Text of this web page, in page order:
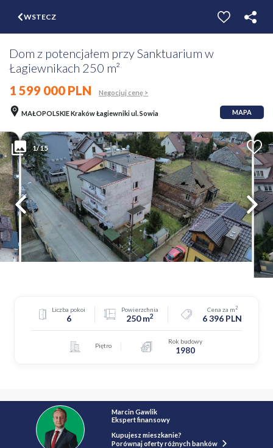
WSTECZ
Dom z potencjałem przy Sanktuarium w
Łagiewnikach 250 m²
1 599 000 PLN
Negocjuj cenę >
MAŁOPOLSKIE Kraków Łagiewniki ul. Sowia MAPA
1/15
Liczba pokoi
6
Powierzchnia
250 m2
Cena za m2
6 396 PLN
Piętro
Rok budowy
1980
Marcin Gawlik
Ekspert finansowy
Kupujesz mieszkanie?
Porównaj oferty różnych banków